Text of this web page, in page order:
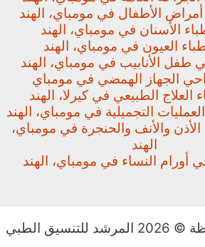
الأطفال في مومباي، الهند
الأسنان في مومباي، الهند
العيون في مومباي، الهند
الأنابيب في مومباي، الهند
الجهاز الهمضي في مومباي
العلاج الطبيعي في كيرلا، الهند
التجميلية في مومباي، الهند
والأنف والحنجرة في مومباي،
الهند
أورام النساء في مومباي، الهند
الطبي